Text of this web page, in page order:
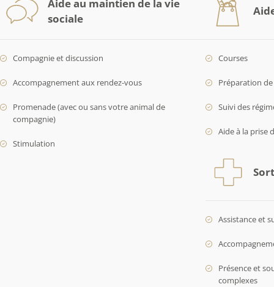
Aide au maintien de la vie
sociale
Compagnie et discussion
Accompagnement aux rendez-vous
Promenade (avec ou sans votre animal de
compagnie)
Stimulation
Courses
Préparation
Suivi des
Aide à la prise
Assistance et
Présence et
complexes